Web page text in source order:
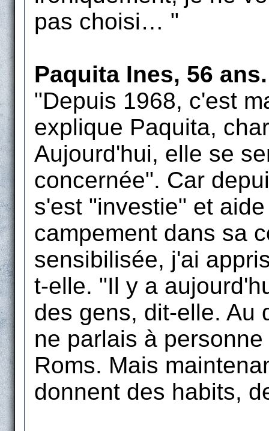
pas choisi… "
Paquita Ines, 56 ans.
"Depuis 1968, c'est
explique Paquita,
Aujourd'hui, elle se
concernée". Car
s'est "investie" et
campement dans sa
sensibilisée, j'ai
t-elle. "Il y a
des gens, dit-elle. Au
ne parlais à
Roms. Mais
donnent des habits,